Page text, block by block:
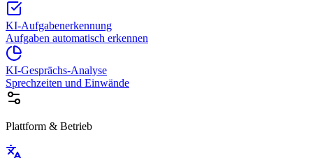
KI-Aufgabenerkennung
Aufgaben automatisch erkennen
KI-Gesprächs-Analyse
Sprechzeiten und Einwände
Plattform & Betrieb